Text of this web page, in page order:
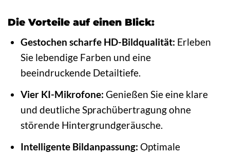
Die Vorteile auf einen Blick:
Gestochen scharfe HD-Bildqualität: Erleben
Sie lebendige Farben und eine
beeindruckende Detailtiefe.
Vier KI-Mikrofone: Genießen Sie eine klare
und deutliche Sprachübertragung ohne
störende Hintergrundgeräusche.
Intelligente Bildanpassung: Optimale